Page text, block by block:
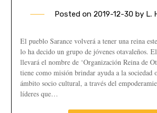
Posted on 2019-12-30by L.
El pueblo Sarance volverá a tener una reina
lo ha decido un grupo de jóvenes otavaleños.
llevará el nombre de ‘Organización Reina de
tiene como misión brindar ayuda a la sociedad
ámbito socio cultural, a través del
líderes que…